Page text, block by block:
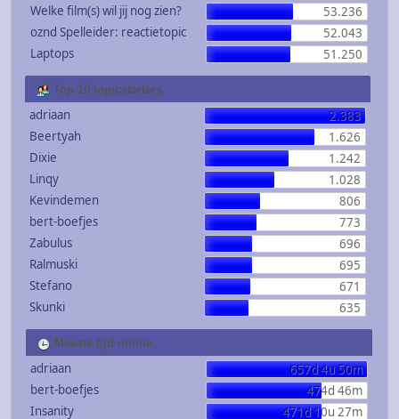
Welke film(s) wil jij nog zien?
53.236
oznd Spelleider: reactietopic
52.043
Laptops
51.250
Top 10 topicstarters
adriaan
2.383
Beertyah
1.626
Dixie
1.242
Linqy
1.028
Kevindemen
806
bert-boefjes
773
Zabulus
696
Ralmuski
695
Stefano
671
Skunki
635
Meeste tijd online
adriaan
657d 4u 50m
bert-boefjes
474d 46m
Insanity
471d 10u 27m